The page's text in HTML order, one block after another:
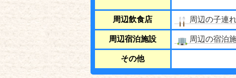
周辺飲食店 周辺の子連
周辺宿泊施設 周辺の宿泊
その他